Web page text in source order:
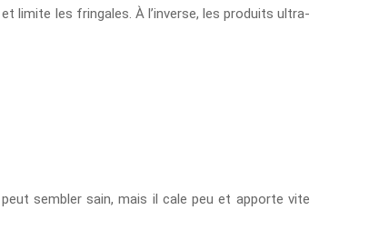
limite les fringales. À l’inverse, les produits ultra-
sembler sain, mais il cale peu et apporte vite